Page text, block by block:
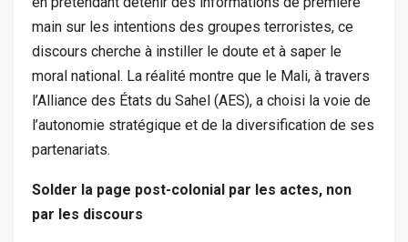
main sur les intentions des groupes terroristes, ce
discours cherche à instiller le doute et à saper le
moral national. La réalité montre que le Mali, à travers
l’Alliance des États du Sahel (AES), a choisi la voie de
l’autonomie stratégique et de la diversification de ses
partenariats.
Solder la page post-colonial par les actes, non
par les discours